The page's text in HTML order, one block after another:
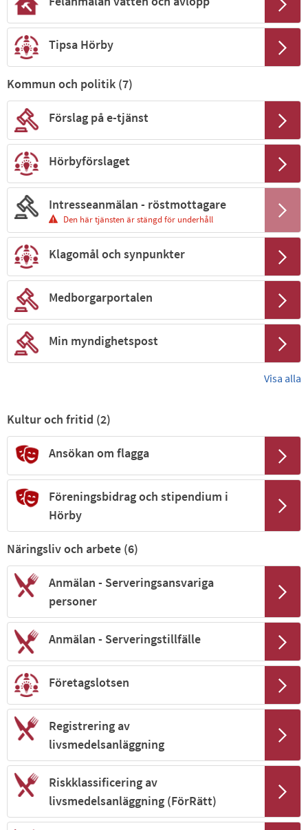
Tipsa Hörby
Kommun och politik (7)
Förslag på e-tjänst
Hörbyförslaget
Intresseanmälan - röstmottagare
Den här tjänsten är stängd för underhåll
Klagomål och synpunkter
Medborgarportalen
Min myndighetspost
Visa alla
Kultur och fritid (2)
Ansökan om flagga
Föreningsbidrag och stipendium i
Hörby
Näringsliv och arbete (6)
Anmälan - Serveringsansvariga
personer
Anmälan - Serveringstillfälle
Företagslotsen
Registrering av
livsmedelsanläggning
Riskklassificering av
livsmedelsanläggning (FörRätt)